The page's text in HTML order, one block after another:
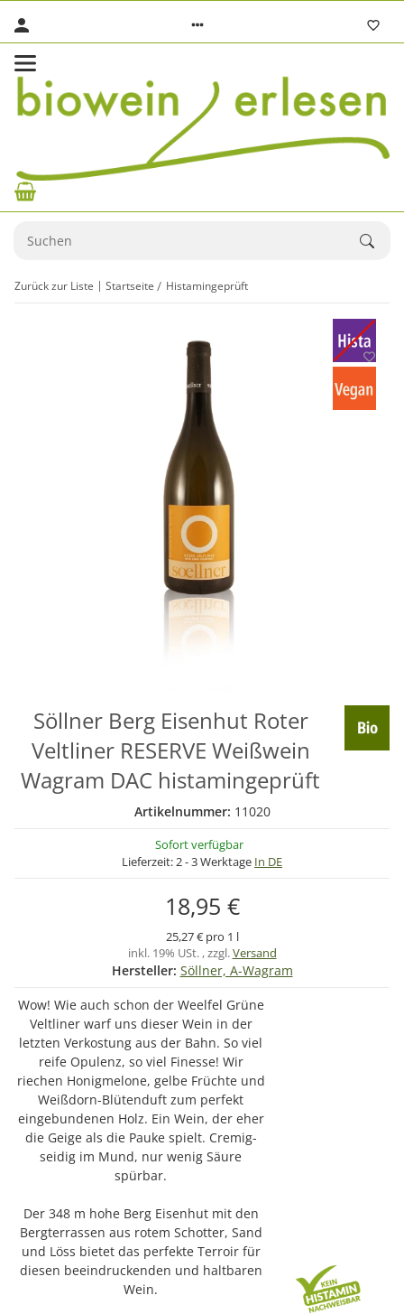
Zurück zur Liste Startseite Histamingeprüft
Söllner Berg Eisenhut Roter
Veltliner RESERVE Weißwein
Wagram DAC histamingeprüft
Artikelnummer: 11020
Sofort verfügbar
Lieferzeit:2 - 3 Werktage In DE
18,95 €
25,27 € pro 1 l
inkl. 19% USt. , zzgl.Versand
Hersteller: Söllner, A-Wagram
Wow! Wie auch schon der Weelfel Grüne
Veltliner warf uns dieser Wein in der
letzten Verkostung aus der Bahn. So viel
reife Opulenz, so viel Finesse! Wir
riechen Honigmelone, gelbe Früchte und
Weißdorn-Blütenduft zum perfekt
eingebundenen Holz. Ein Wein, der eher
die Geige als die Pauke spielt. Cremig-
seidig im Mund, nur wenig Säure
spürbar.
Der 348 m hohe Berg Eisenhut mit den
Bergterrassen aus rotem Schotter, Sand
und Löss bietet das perfekte Terroir für
diesen beeindruckenden und haltbaren
Wein.